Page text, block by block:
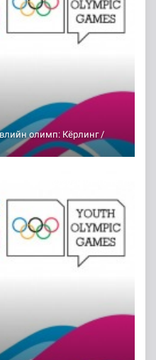
олимп: Кёрлинг /